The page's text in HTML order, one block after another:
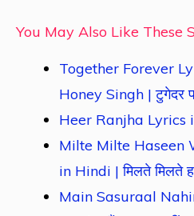
You May Also Like These
Together Forever
Honey Singh | टुगेदर
Heer Ranjha Lyrics
Milte Milte Haseen
in Hindi | मिलते मिलते
Main Sasuraal